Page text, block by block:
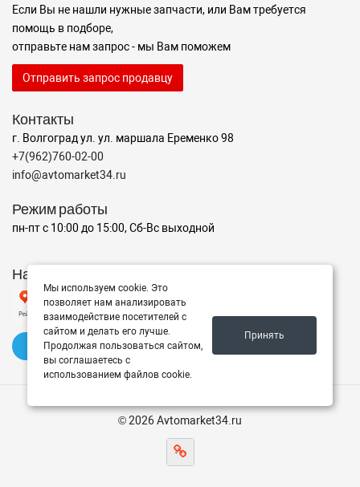
Если Вы не нашли нужные запчасти, или Вам требуется
помощь в подборе,
отправьте нам запрос - мы Вам поможем
Отправить запрос продавцу
Контакты
г. Волгоград ул. ул. маршала Еременко 98
+7(962)760-02-00
info@avtomarket34.ru
Режим работы
пн-пт с 10:00 до 15:00, Сб-Вс выходной
Наш рейтинг на Яндексе
✍️ Оставить отзыв
© 2026 Avtomarket34.ru
Мы используем cookie. Это
позволяет нам анализировать
взаимодействие посетителей с
сайтом и делать его лучше.
Продолжая пользоваться сайтом,
вы соглашаетесь с
использованием файлов cookie.
Принять